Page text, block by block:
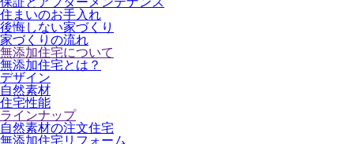
住まいのお手入れ
後悔しない家づくり
家づくりの流れ
無添加住宅について
無添加住宅とは？
デザイン
自然素材
住宅性能
ラインナップ
自然素材の注文住宅
無添加住宅リフォーム